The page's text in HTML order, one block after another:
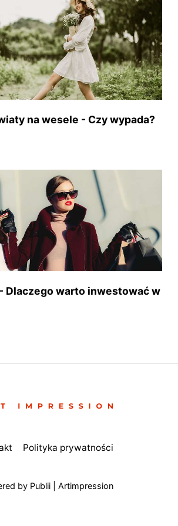
na wesele - Czy wypada?
Dlaczego warto inwestować w
Polityka prywatności
by Publii | Artimpression